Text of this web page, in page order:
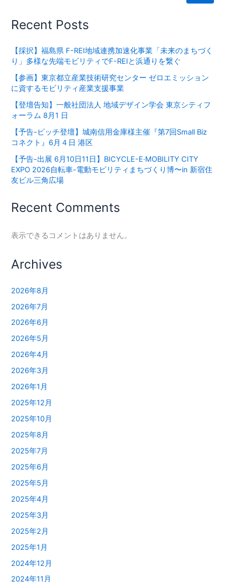
Recent Posts
【採択】福島県 F-REI地域連携加速化事業「未来のまちづく
り」多様な先端モビリティでF-REIと浜通りを繋ぐ
【参画】東京都立産業技術研究センター ゼロエミッション
に資するモビリティ産業支援事業
【登壇告知】一般社団法人 地域デザイン学会 東京シティフ
ォーラム 8月1 日
【予告-ピッチ登壇】城南信用金庫様主催『第7回Small Biz
コネクト』6月４日 港区
【予告-出展 6月10日11日】BICYCLE-E·MOBILITY CITY
EXPO 2026⾃転⾞-電動モビリティまちづくり博〜in 新宿住
友ビル三⾓広場
Recent Comments
表示できるコメントはありません。
Archives
2026年8月
2026年7月
2026年6月
2026年5月
2026年4月
2026年3月
2026年1月
2025年12月
2025年10月
2025年8月
2025年7月
2025年6月
2025年5月
2025年4月
2025年3月
2025年2月
2025年1月
2024年12月
2024年11月